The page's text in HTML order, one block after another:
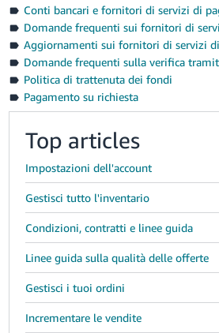
Conti bancari e fornitori di servizi di
Domande frequenti sui fornitori di
Aggiornamenti sui fornitori di servizi
Domande frequenti sulla verifica
Politica di trattenuta dei fondi
Pagamento su richiesta
Top articles
Impostazioni dell'account
Gestisci tutto l'inventario
Condizioni, contratti e linee guida
Linee guida sulla qualità delle offerte
Gestisci i tuoi ordini
Incrementare le vendite